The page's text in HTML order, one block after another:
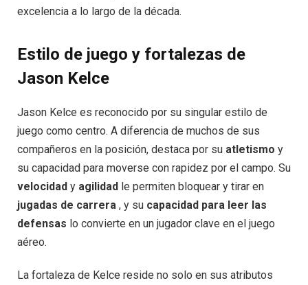
excelencia a lo largo de la década.
Estilo de juego y fortalezas de
Jason Kelce
Jason Kelce es reconocido por su singular estilo de
juego como centro. A diferencia de muchos de sus
compañeros en la posición, destaca por su atletismo y
su capacidad para moverse con rapidez por el campo. Su
velocidad y agilidad le permiten bloquear y tirar en
jugadas de carrera , y su capacidad para leer las
defensas lo convierte en un jugador clave en el juego
aéreo.
La fortaleza de Kelce reside no solo en sus atributos